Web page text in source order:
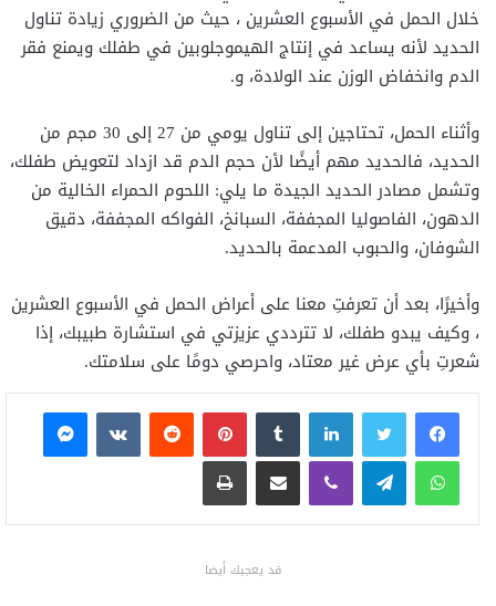
خلال الحمل في الأسبوع العشرين ، حيث من الضروري زيادة تناول
الحديد لأنه يساعد في إنتاج الهيموجلوبين في طفلك ويمنع فقر
الدم وانخفاض الوزن عند الولادة، و.
وأثناء الحمل، تحتاجين إلى تناول يومي من 27 إلى 30 مجم من
الحديد، فالحديد مهم أيضًا لأن حجم الدم قد ازداد لتعويض طفلك،
وتشمل مصادر الحديد الجيدة ما يلي: اللحوم الحمراء الخالية من
الدهون، الفاصوليا المجففة، السبانخ، الفواكه المجففة، دقيق
الشوفان، والحبوب المدعمة بالحديد.
وأخيرًا، بعد أن تعرفتِ معنا على أعراض الحمل في الأسبوع العشرين
، وكيف يبدو طفلك، لا تترددي عزيزتي في استشارة طبيبك، إذا
شعرتِ بأي عرض غير معتاد، واحرصي دومًا على سلامتك.
فيسبوكتويتر لينكدإن بينتيريست
ماسنجر
واتساب تيلقرام ڤايبر مشاركة عبر البريد طباعة
قد يعجبك أيضا